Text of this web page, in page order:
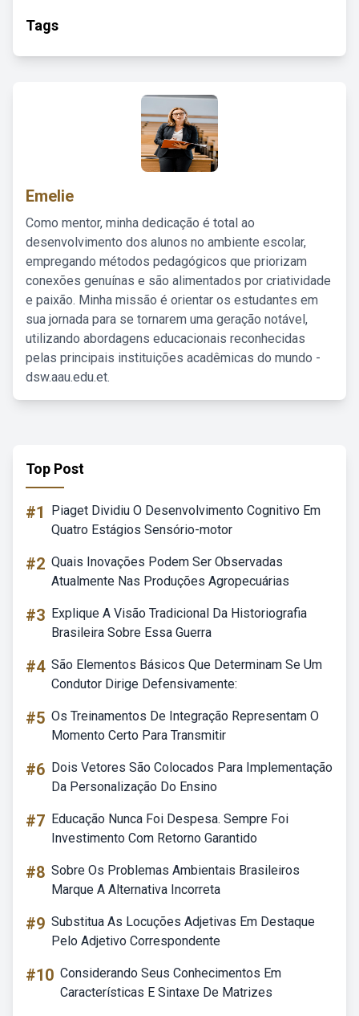
Tags
Emelie
Como mentor, minha dedicação é total ao
desenvolvimento dos alunos no ambiente escolar,
empregando métodos pedagógicos que priorizam
conexões genuínas e são alimentados por criatividade
e paixão. Minha missão é orientar os estudantes em
sua jornada para se tornarem uma geração notável,
utilizando abordagens educacionais reconhecidas
pelas principais instituições acadêmicas do mundo -
dsw.aau.edu.et.
Top Post
#1
Piaget Dividiu O Desenvolvimento Cognitivo Em
Quatro Estágios Sensório-motor
#2 Quais Inovações Podem Ser Observadas
Atualmente Nas Produções Agropecuárias
#3 Explique A Visão Tradicional Da Historiografia
Brasileira Sobre Essa Guerra
#4 São Elementos Básicos Que Determinam Se Um
Condutor Dirige Defensivamente:
#5 Os Treinamentos De Integração Representam O
Momento Certo Para Transmitir
#6 Dois Vetores São Colocados Para Implementação
Da Personalização Do Ensino
#7 Educação Nunca Foi Despesa. Sempre Foi
Investimento Com Retorno Garantido
#8 Sobre Os Problemas Ambientais Brasileiros
Marque A Alternativa Incorreta
#9 Substitua As Locuções Adjetivas Em Destaque
Pelo Adjetivo Correspondente
#10 Considerando Seus Conhecimentos Em
Características E Sintaxe De Matrizes